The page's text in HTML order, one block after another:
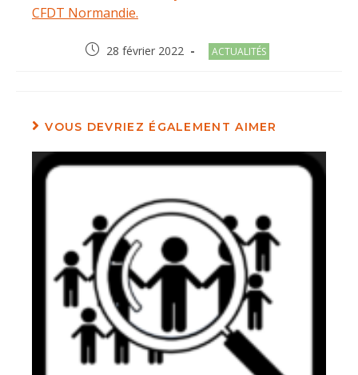
CFDT Normandie.
Post28 février 2022
Post
ACTUALITÉS
VOUS DEVRIEZ ÉGALEMENT AIMER